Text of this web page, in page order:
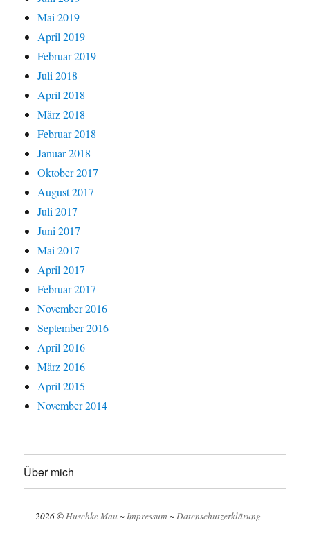
Mai 2019
April 2019
Februar 2019
Juli 2018
April 2018
März 2018
Februar 2018
Januar 2018
Oktober 2017
August 2017
Juli 2017
Juni 2017
Mai 2017
April 2017
Februar 2017
November 2016
September 2016
April 2016
März 2016
April 2015
November 2014
Über mich
2026 ©Huschke Mau ~Impressum ~Datenschutzerklärung